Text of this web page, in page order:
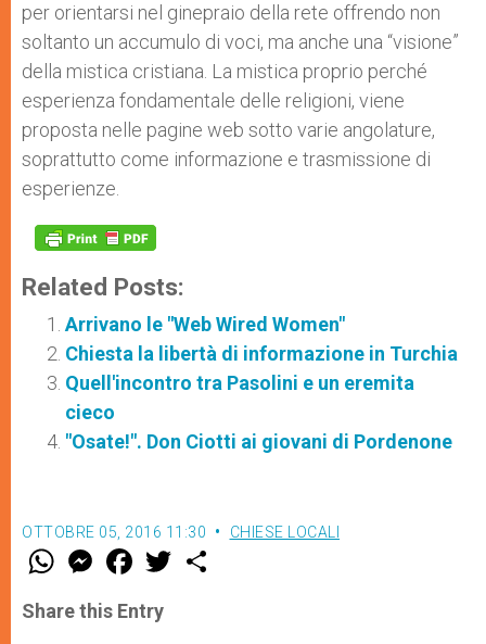
per orientarsi nel ginepraio della rete offrendo non
soltanto un accumulo di voci, ma anche una “visione”
della mistica cristiana. La mistica proprio perché
esperienza fondamentale delle religioni, viene
proposta nelle pagine web sotto varie angolature,
soprattutto come informazione e trasmissione di
esperienze.
Related Posts:
Arrivano le "Web Wired Women"
Chiesta la libertà di informazione in Turchia
Quell'incontro tra Pasolini e un eremita
cieco
"Osate!". Don Ciotti ai giovani di Pordenone
OTTOBRE 05, 2016 11:30 CHIESE LOCALI
W
t
s
M
e
s
e
F
a
e
b
w
Share this Entry